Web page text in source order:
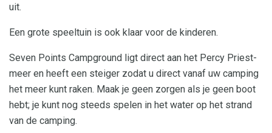
uit.
Een grote speeltuin is ook klaar voor de kinderen.
Seven Points Campground ligt direct aan het Percy Priest-
meer en heeft een steiger zodat u direct vanaf uw camping
het meer kunt raken. Maak je geen zorgen als je geen boot
hebt; je kunt nog steeds spelen in het water op het strand
van de camping.